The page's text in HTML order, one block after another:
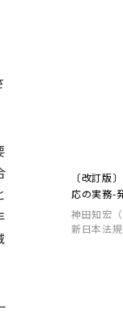
〔改訂版
応の実務-
神田知宏（
新日本法